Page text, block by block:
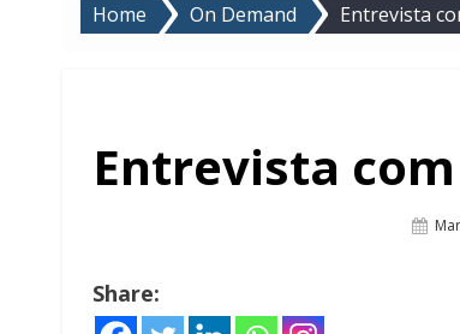
Home On Demand Entrevista
Entrevista
Share: